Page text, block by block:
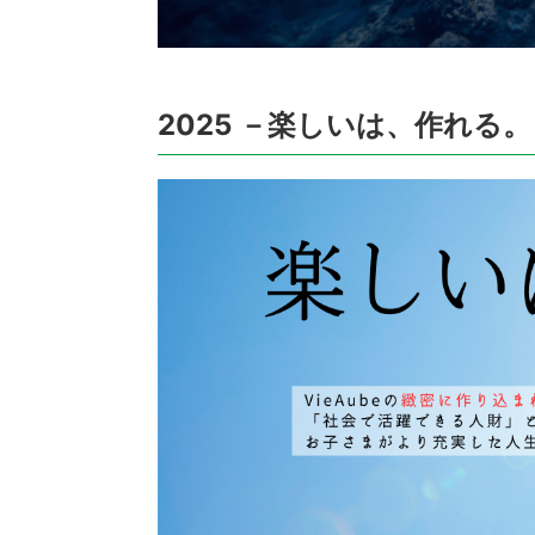
2025 －楽しいは、作れる